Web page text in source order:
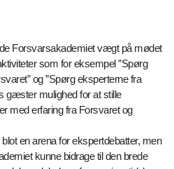
Forsvarsakademiet vægt på mødet
som for eksempel ”Spørg
og ”Spørg eksperterne fra
gæster mulighed for at stille
med erfaring fra Forsvaret og
en arena for ekspertdebatter, men
kunne bidrage til den brede